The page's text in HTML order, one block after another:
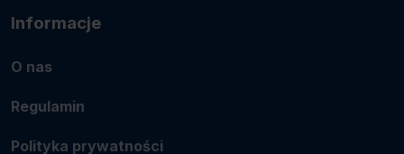
Informacje
O nas
Regulamin
Polityka prywatności